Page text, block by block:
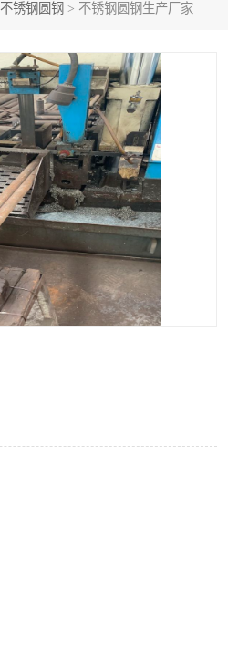
不锈钢圆钢 > 不锈钢圆钢生产厂家
不锈钢加工
不锈钢工业方管
不锈钢法兰
不锈钢槽钢